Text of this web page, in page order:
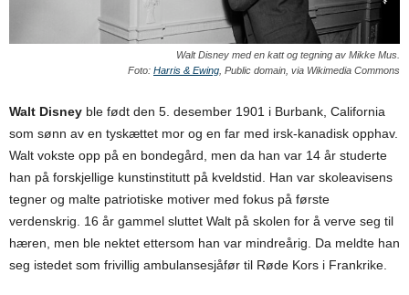
Walt Disney med en katt og tegning av Mikke Mus.
Foto: Harris & Ewing , Public domain, via Wikimedia Commons
Walt Disney ble født den 5. desember 1901 i Burbank, California
som sønn av en tyskættet mor og en far med irsk-kanadisk opphav.
Walt vokste opp på en bondegård, men da han var 14 år studerte
han på forskjellige kunstinstitutt på kveldstid. Han var skoleavisens
tegner og malte patriotiske motiver med fokus på første
verdenskrig. 16 år gammel sluttet Walt på skolen for å verve seg til
hæren, men ble nektet ettersom han var mindreårig. Da meldte han
seg istedet som frivillig ambulansesjåfør til Røde Kors i Frankrike.